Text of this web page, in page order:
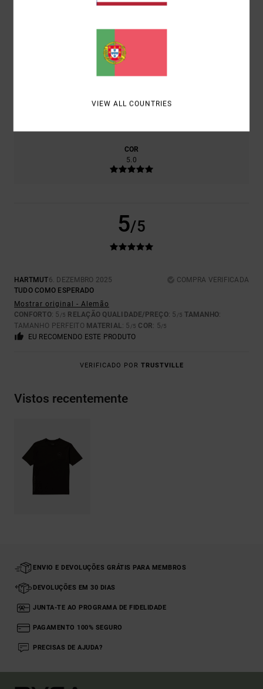
CONFORTO
RELAÇÃO QUALIDADE/PREÇO
TAMANHO
MATERIAL
COR
5.0
5/5
HARTMUT6. DEZEMBRO 2025
COMPRA VERIFICADA
TUDO COMO ESPERADO
Mostrar original - Alemão
CONFORTO: 5 /5 RELAÇÃO QUALIDADE/PREÇO: 5 /5 TAMANHO:
TAMANHO PERFEITO MATERIAL: 5 /5 COR: 5/5
EU RECOMENDO ESTE PRODUTO
VERIFICADO POR TRUSTVILLE
Vistos recentemente
ENVIO E DEVOLUÇÕES GRÁTIS PARA MEMBROS
DEVOLUÇÕES EM 30 DIAS
JUNTA-TE AO PROGRAMA DE FIDELIDADE
PAGAMENTO 100% SEGURO
PRECISAS DE AJUDA?
VIEW ALL COUNTRIES